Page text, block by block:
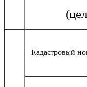
Кадастровый